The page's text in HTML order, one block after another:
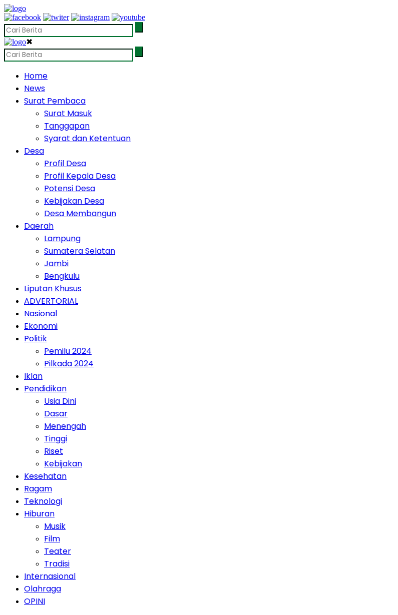
✖
Home
News
Surat Pembaca
Surat Masuk
Tanggapan
Syarat dan Ketentuan
Desa
Profil Desa
Profil Kepala Desa
Potensi Desa
Kebijakan Desa
Desa Membangun
Daerah
Lampung
Sumatera Selatan
Jambi
Bengkulu
Liputan Khusus
ADVERTORIAL
Nasional
Ekonomi
Politik
Pemilu 2024
Pilkada 2024
Iklan
Pendidikan
Usia Dini
Dasar
Menengah
Tinggi
Riset
Kebijakan
Kesehatan
Ragam
Teknologi
Hiburan
Musik
Film
Teater
Tradisi
Internasional
Olahraga
OPINI